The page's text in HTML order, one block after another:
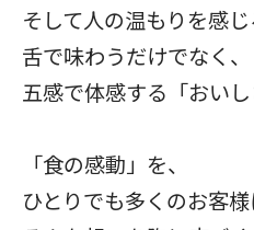
そして人の温もりを感じ
舌で味わうだけでなく、
五感で体感する「おいし
「食の感動」を、
ひとりでも多くのお客様